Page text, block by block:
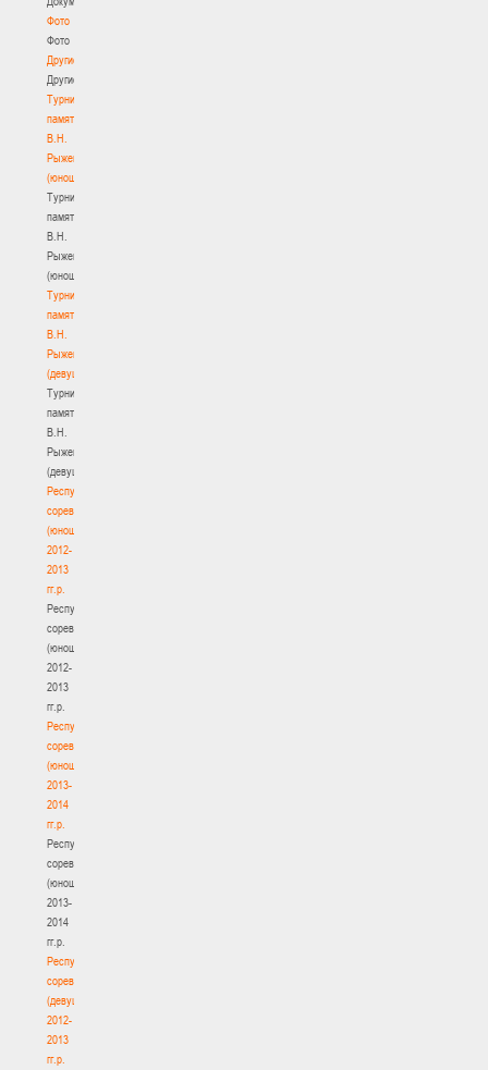
Фото
Фото
Другие
Другие
Турнир
памяти
В.Н.
Рыженкова
(юноши)
Турнир
памяти
В.Н.
Рыженкова
(юноши)
Турнир
памяти
В.Н.
Рыженкова
(девушки)
Турнир
памяти
В.Н.
Рыженкова
(девушки)
Республиканские
соревнования
(юноши)
2012-
2013
гг.р.
Республиканские
соревнования
(юноши)
2012-
2013
гг.р.
Республиканские
соревнования
(юноши)
2013-
2014
гг.р.
Республиканские
соревнования
(юноши)
2013-
2014
гг.р.
Республиканские
соревнования
(девушки)
2012-
2013
гг.р.